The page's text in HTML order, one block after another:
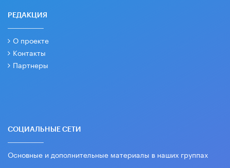
РЕДАКЦИЯ
О проекте
Контакты
Партнеры
СОЦИАЛЬНЫЕ СЕТИ
Основные и дополнительные материалы в наших группах